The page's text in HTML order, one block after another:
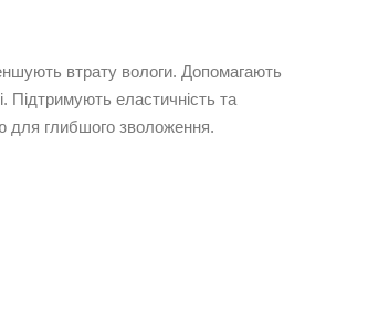
втрату вологи. Допомагають
Підтримують еластичність та
для глибшого зволоження.